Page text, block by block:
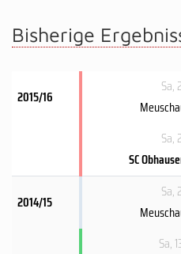
Bisherige
2015/16
Sa,
Sa,
SC
2014/15
Sa,
Sa,